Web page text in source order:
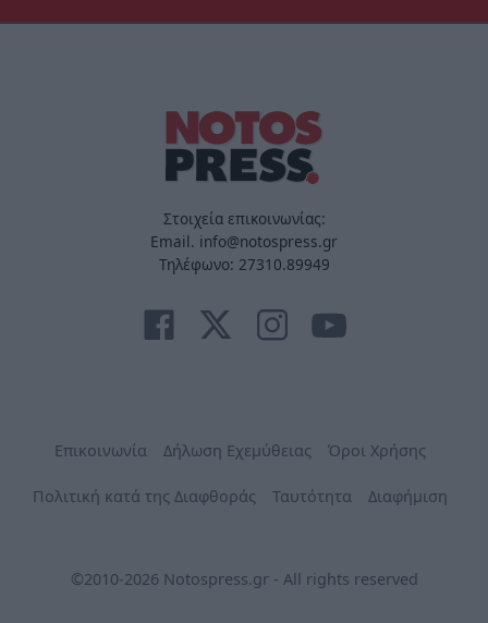
Στοιχεία επικοινωνίας:
Email. info@notospress.gr
Τηλέφωνο: 27310.89949
Επικοινωνία Δήλωση Εχεμύθειας Όροι Χρήσης
Πολιτική κατά της Διαφθοράς Ταυτότητα Διαφήμιση
©2010-2026 Notospress.gr - All rights reserved